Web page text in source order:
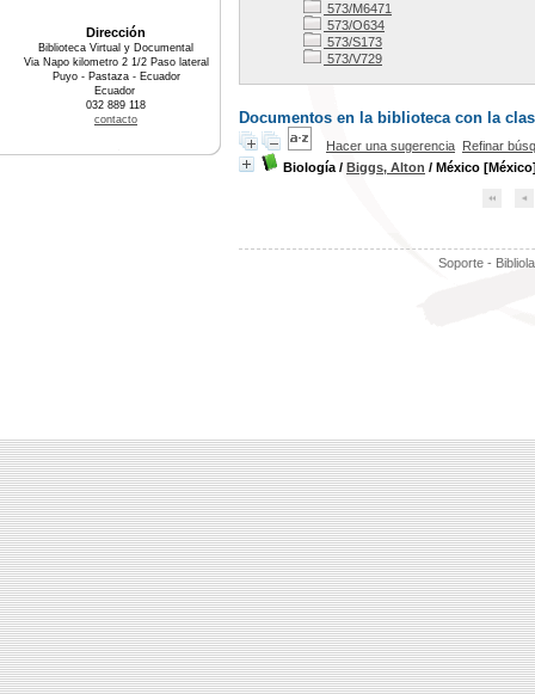
573/M6471
573/O634
573/S173
573/V729
Documentos en la biblioteca con la
Hacer una sugerencia Refinar
Biología / Biggs, Alton / México
Soporte -
Dirección
Biblioteca Virtual y Documental
Via Napo kilometro 2 1/2 Paso lateral
Puyo - Pastaza - Ecuador
Ecuador
032 889 118
contacto